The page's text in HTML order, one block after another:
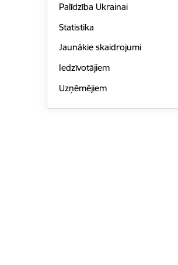
Palīdzība Ukrainai
Statistika
Jaunākie skaidrojumi
Iedzīvotājiem
Uzņēmējiem